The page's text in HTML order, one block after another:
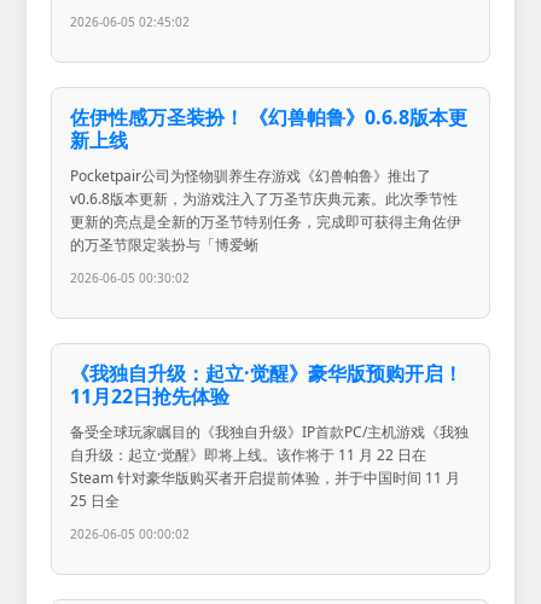
2026-06-05 02:45:02
佐伊性感万圣装扮！ 《幻兽帕鲁》0.6.8版本更
新上线
Pocketpair公司为怪物驯养生存游戏《幻兽帕鲁》推出了
v0.6.8版本更新，为游戏注入了万圣节庆典元素。此次季节性
更新的亮点是全新的万圣节特别任务，完成即可获得主角佐伊
的万圣节限定装扮与「博爱蜥
2026-06-05 00:30:02
《我独自升级：起立·觉醒》豪华版预购开启！
11月22日抢先体验
备受全球玩家瞩目的《我独自升级》IP首款PC/主机游戏《我独
自升级：起立·觉醒》即将上线。该作将于 11 月 22 日在
Steam 针对豪华版购买者开启提前体验，并于中国时间 11 月
25 日全
2026-06-05 00:00:02